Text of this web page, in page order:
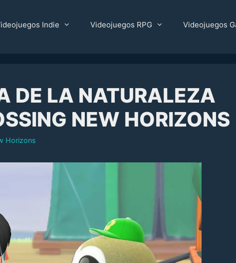
Indie Videojuegos RPG Videojuegos
DE LA NATURALEZA
NEW HORIZONS
Horizons